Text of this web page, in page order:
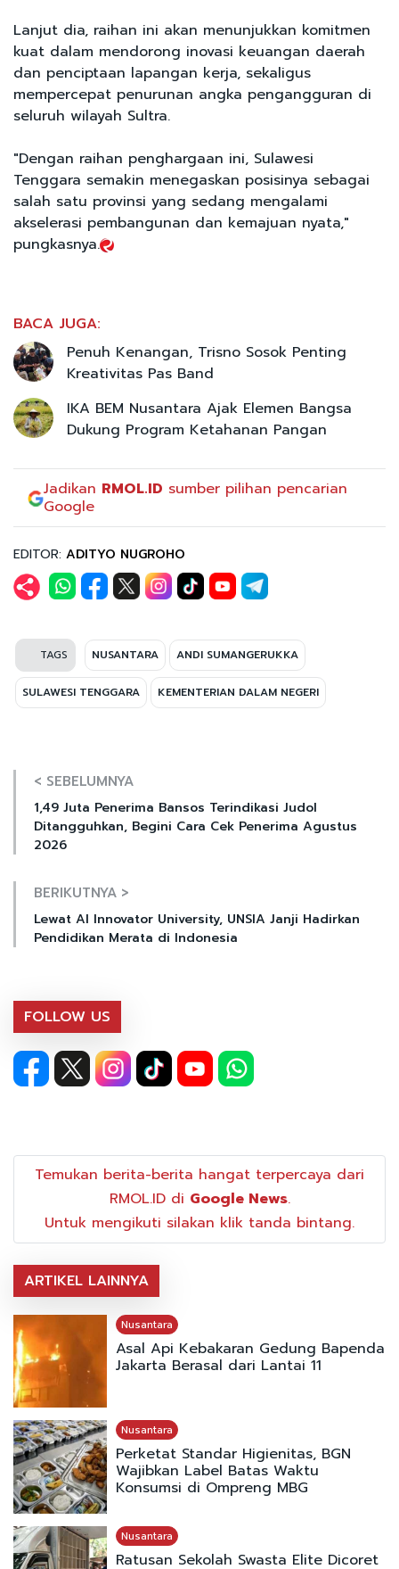
Lanjut dia, raihan ini akan menunjukkan komitmen
kuat dalam mendorong inovasi keuangan daerah
dan penciptaan lapangan kerja, sekaligus
mempercepat penurunan angka pengangguran di
seluruh wilayah Sultra.
"Dengan raihan penghargaan ini, Sulawesi
Tenggara semakin menegaskan posisinya sebagai
salah satu provinsi yang sedang mengalami
akselerasi pembangunan dan kemajuan nyata,"
pungkasnya.
BACA JUGA:
Penuh Kenangan, Trisno Sosok Penting
Kreativitas Pas Band
IKA BEM Nusantara Ajak Elemen Bangsa
Dukung Program Ketahanan Pangan
Jadikan RMOL.ID sumber pilihan pencarian
Google
EDITOR: ADITYO NUGROHO
TAGS NUSANTARA ANDI SUMANGERUKKA
SULAWESI TENGGARA KEMENTERIAN DALAM NEGERI
< SEBELUMNYA
1,49 Juta Penerima Bansos Terindikasi Judol
Ditangguhkan, Begini Cara Cek Penerima Agustus
2026
BERIKUTNYA >
Lewat AI Innovator University, UNSIA Janji Hadirkan
Pendidikan Merata di Indonesia
FOLLOW US
Temukan berita-berita hangat terpercaya dari
RMOL.ID di Google News.
Untuk mengikuti silakan klik tanda bintang.
ARTIKEL LAINNYA
Nusantara
Asal Api Kebakaran Gedung Bapenda
Jakarta Berasal dari Lantai 11
Nusantara
Perketat Standar Higienitas, BGN
Wajibkan Label Batas Waktu
Konsumsi di Ompreng MBG
Nusantara
Ratusan Sekolah Swasta Elite Dicoret